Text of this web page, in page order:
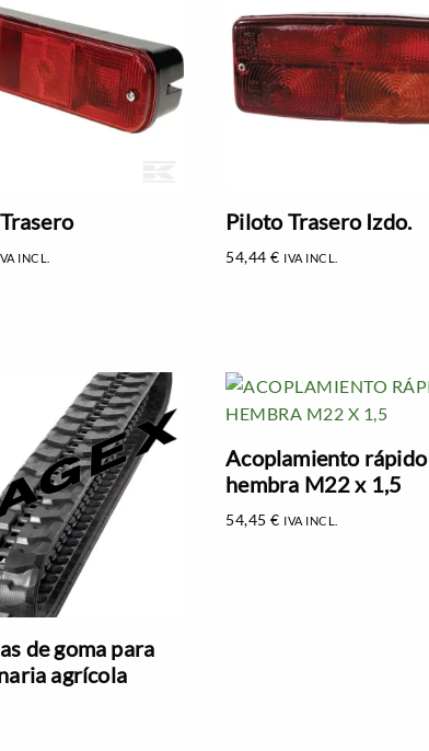
INCL.
Piloto Trasero Izdo.
54,44€ IVA INCL.
de goma para
agrícola
Acoplamiento rápido
hembra M22 x 1,5
54,45€ IVA INCL.